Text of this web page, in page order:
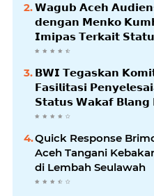
𝗪𝗮𝗴𝘂𝗯 𝗔𝗰𝗲𝗵
𝗱𝗲𝗻𝗴𝗮𝗻 𝗠𝗲𝗻𝗸𝗼
𝗜𝗺𝗶𝗽𝗮𝘀 𝗧𝗲𝗿𝗸𝗮𝗶𝘁
𝗕𝗹𝗮𝗻𝗴𝗽𝗮𝗱𝗮𝗻𝗴
𝗕𝗪𝗜 𝗧𝗲𝗴𝗮𝘀𝗸𝗮𝗻
𝗙𝗮𝘀𝗶𝗹𝗶𝘁𝗮𝘀𝗶
𝗦𝘁𝗮𝘁𝘂𝘀 𝗪𝗮𝗸𝗮𝗳
Quick Response
Aceh Tangani
di Lembah Seulawah